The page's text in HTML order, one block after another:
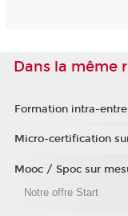
Dans la même
Formation intra-
Micro-certification
Mooc / Spoc sur
Notre offre Start